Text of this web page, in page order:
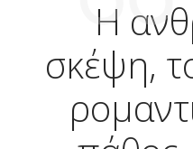
Η
σκέψη,